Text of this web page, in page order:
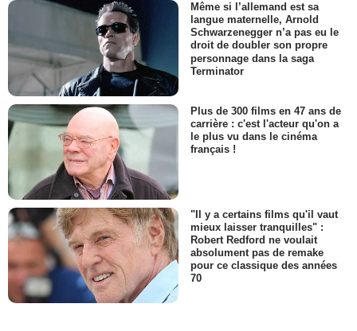
Même si l’allemand est sa
langue maternelle, Arnold
Schwarzenegger n’a pas eu le
droit de doubler son propre
personnage dans la saga
Terminator
Plus de 300 films en 47 ans de
carrière : c'est l'acteur qu'on a
le plus vu dans le cinéma
français !
"Il y a certains films qu'il vaut
mieux laisser tranquilles" :
Robert Redford ne voulait
absolument pas de remake
pour ce classique des années
70